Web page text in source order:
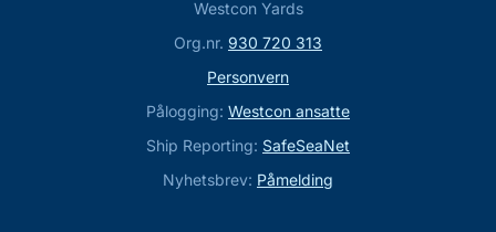
Westcon Yards
Org.nr. 930 720 313
Personvern
Pålogging: Westcon ansatte
Ship Reporting: SafeSeaNet
Nyhetsbrev: Påmelding